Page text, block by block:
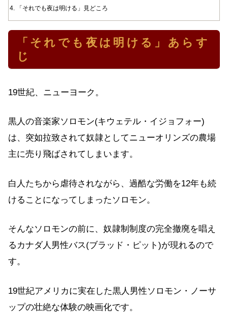
「それでも夜は明ける」見どころ
「それでも夜は明ける」あらす
じ
19世紀、ニューヨーク。
黒人の音楽家ソロモン(キウェテル・イジョフォー)
は、突如拉致されて奴隷としてニューオリンズの農場
主に売り飛ばされてしまいます。
白人たちから虐待されながら、過酷な労働を12年も続
けることになってしまったソロモン。
そんなソロモンの前に、奴隷制制度の完全撤廃を唱え
るカナダ人男性バス(ブラッド・ピット)が現れるので
す。
19世紀アメリカに実在した黒人男性ソロモン・ノーサ
ップの壮絶な体験の映画化です。